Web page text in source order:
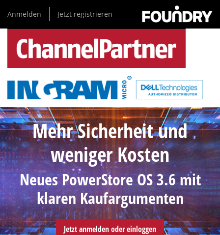
zum
Inhalt
Anmelden Jetzt registrieren
Mehr Sicherheit und
weniger Kosten
Neues PowerStore OS 3.6 mit
klaren Kaufargumenten
Jetzt anmelden oder einloggen